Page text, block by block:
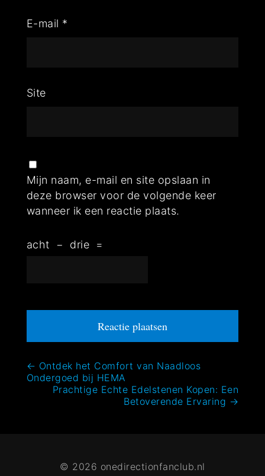
E-mail *
Site
Mijn naam, e-mail en site opslaan in
deze browser voor de volgende keer
wanneer ik een reactie plaats.
acht − drie =
Bericht
navigatie
← Ontdek het Comfort van Naadloos
Ondergoed bij HEMA
Prachtige Echte Edelstenen Kopen: Een
Betoverende Ervaring →
© 2026 onedirectionfanclub.nl